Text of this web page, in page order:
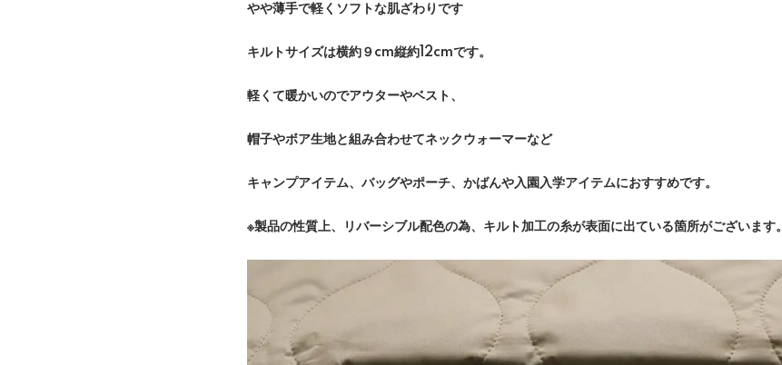
やや薄手で軽くソフトな肌ざわりです
キルトサイズは横約９cm縦約12cmです。
軽くて暖かいのでアウターやベスト、
帽子やボア生地と組み合わせてネックウォーマーなど
キャンプアイテム、バッグやポーチ、かばんや入園入学アイテムにおすすめです。
※製品の性質上、リバーシブル配色の為、キルト加工の糸が表面に出ている箇所がございます。